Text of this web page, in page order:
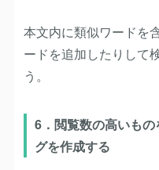
本文内に類似ワードを
ードを追加したりして
う。
6．閲覧数の高いも
グを作成する